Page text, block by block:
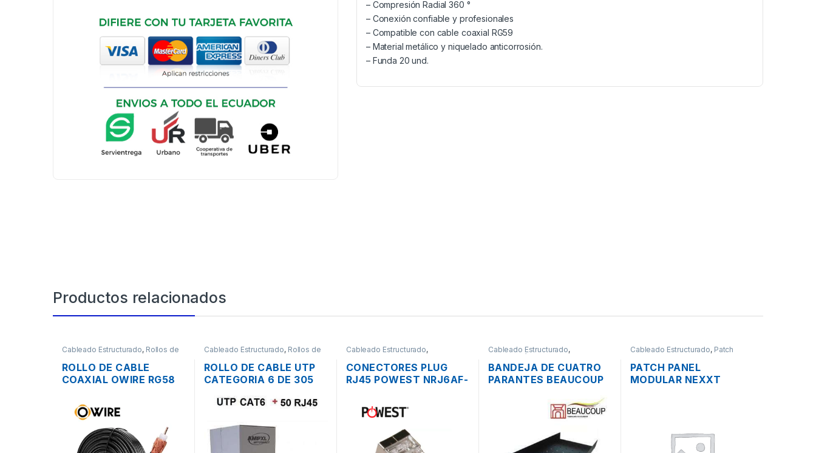
– Compresión Radial 360 °
– Conexión confiable y profesionales
– Compatible con cable coaxial RG59
– Material metálico y niquelado anticorrosión.
– Funda 20 und.
Productos relacionados
Cableado Estructurado, Rollos de
ROLLO DE CABLE
COAXIAL OWIRE RG58
POR METROS
Cableado Estructurado, Rollos de
ROLLO DE CABLE UTP
CATEGORIA 6 DE 305
CONECTORES
Cableado Estructurado,
CONECTORES PLUG
RJ45 POWEST NRJ6AF-
CAT6A
Cableado Estructurado,
Metalmecánicos
BANDEJA DE CUATRO
PARANTES BEAUCOUP
Cableado Estructurado, Patch
PATCH PANEL
MODULAR NEXXT